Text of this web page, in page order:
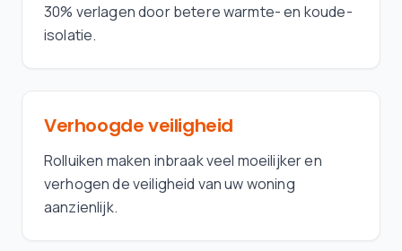
30% verlagen door betere warmte- en koude-
isolatie.
Verhoogde veiligheid
Rolluiken maken inbraak veel moeilijker en
verhogen de veiligheid van uw woning
aanzienlijk.